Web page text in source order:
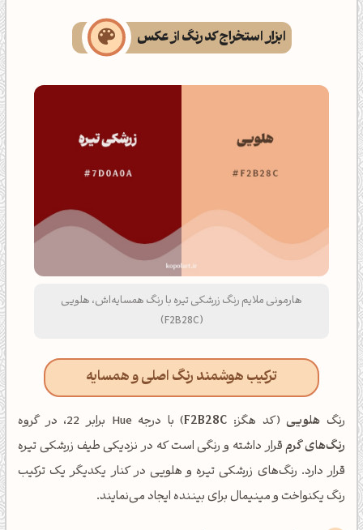
ابزار استخراج کد رنگ از عکس
هارمونی ملایم رنگ زرشکی تیره با رنگ همسایه‌اش، هلویی
(F2B28C)
ترکیب هوشمند رنگ اصلی و همسایه
رنگ هلویی(کد هگز: F2B28C) با درجه Hue برابر 22، در گروه
رنگ‌های گرمقرار داشته و رنگی است که در نزدیکی طیف زرشکی تیره
قرار دارد. رنگ‌های زرشکی تیره و هلویی در کنار یکدیگر یک ترکیب
رنگ یکنواخت و مینیمال برای بیننده ایجاد می‌نمایند.